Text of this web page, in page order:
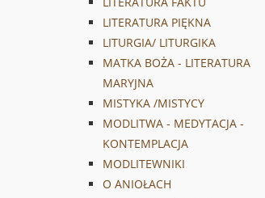
LITERATURA PIĘKNA
LITURGIA/ LITURGIKA
MATKA BOŻA - LITERATURA
MARYJNA
MISTYKA /MISTYCY
MODLITWA - MEDYTACJA -
KONTEMPLACJA
MODLITEWNIKI
O ANIOŁACH